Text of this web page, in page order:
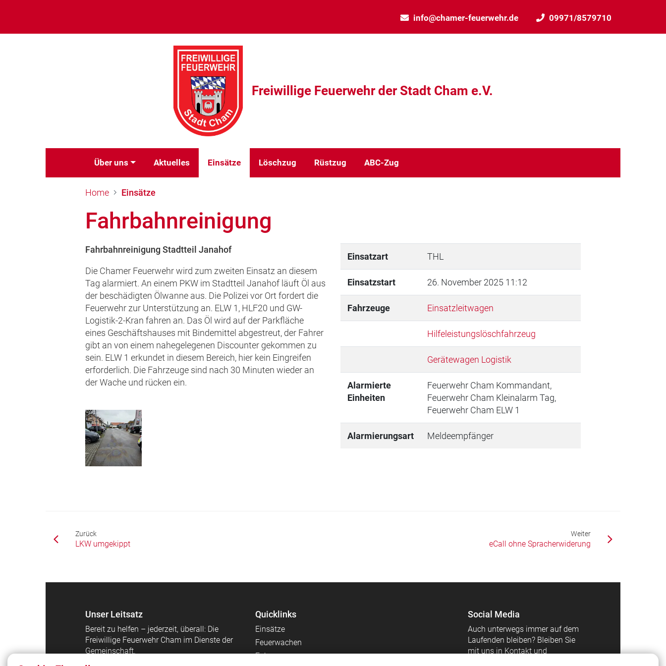
info@chamer-feuerwehr.de 09971/8579710
Freiwillige Feuerwehr der Stadt Cham e.V.
Über uns Aktuelles Einsätze Löschzug Rüstzug ABC-Zug
Home Einsätze
Fahrbahnreinigung
Fahrbahnreinigung Stadtteil Janahof
Die Chamer Feuerwehr wird zum zweiten Einsatz an diesem
Tag alarmiert. An einem PKW im Stadtteil Janahof läuft Öl aus
der beschädigten Ölwanne aus. Die Polizei vor Ort fordert die
Feuerwehr zur Unterstützung an. ELW 1, HLF20 und GW-
Logistik-2-Kran fahren an. Das Öl wird auf der Parkfläche
eines Geschäftshauses mit Bindemittel abgestreut, der Fahrer
gibt an von einem nahegelegenen Discounter gekommen zu
sein. ELW 1 erkundet in diesem Bereich, hier kein Eingreifen
erforderlich. Die Fahrzeuge sind nach 30 Minuten wieder an
der Wache und rücken ein.
Einsatzart THL
Einsatzstart 26. November 2025 11:12
Fahrzeuge Einsatzleitwagen
Hilfeleistungslöschfahrzeug
Gerätewagen Logistik
Alarmierte
Einheiten
Feuerwehr Cham Kommandant,
Feuerwehr Cham Kleinalarm Tag,
Feuerwehr Cham ELW 1
Alarmierungsart Meldeempfänger
Zurück
LKW umgekippt
Weiter
eCall ohne Spracherwiderung
Unser Leitsatz
Bereit zu helfen – jederzeit, überall: Die
Freiwillige Feuerwehr Cham im Dienste der
Gemeinschaft.
Quicklinks
Einsätze
Feuerwachen
Fahrzeuge
Social Media
Auch unterwegs immer auf dem
Laufenden bleiben? Bleiben Sie
mit uns in Kontakt und